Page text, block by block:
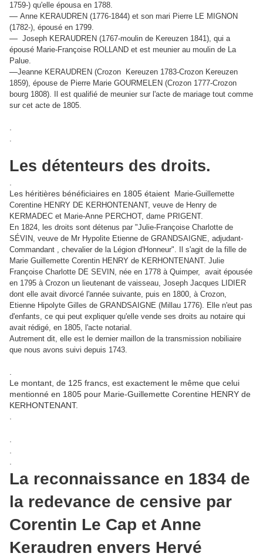
1759-) qu'elle épousa en 1788.
— Anne KERAUDREN (1776-1844) et son mari Pierre LE MIGNON
(1782-), épousé en 1799.
— Joseph KERAUDREN (1767-moulin de Kereuzen 1841), qui a
épousé Marie-Françoise ROLLAND et est meunier au moulin de La
Palue.
—Jeanne KERAUDREN (Crozon Kereuzen 1783-Crozon Kereuzen
1859), épouse de Pierre Marie GOURMELEN (Crozon 1777-Crozon
bourg 1808). Il est qualifié de meunier sur l'acte de mariage tout comme
sur cet acte de 1805.
.
Les détenteurs des droits.
Les héritières bénéficiaires en 1805 étaient
Marie-Guillemette
Corentine HENRY DE KERHONTENANT, veuve de Henry de
KERMADEC et Marie-Anne PERCHOT, dame PRIGENT.
En 1824, les droits sont détenus par "Julie-Françoise Charlotte de
SÉVIN, veuve de Mr Hypolite Etienne de GRANDSAIGNE, adjudant-
Commandant , chevalier de la Légion d'Honneur". Il s'agit de la fille de
Marie Guillemette Corentin HENRY de KERHONTENANT. Julie
Françoise Charlotte DE SEVIN, née en 1778 à Quimper, avait épousée
en 1795 à Crozon un lieutenant de vaisseau, Joseph Jacques LIDIER
dont elle avait divorcé l'année suivante, puis en 1800, à Crozon,
Etienne Hipolyte Gilles de GRANDSAIGNE (Millau 1776). Elle n'eut pas
d'enfants, ce qui peut expliquer qu'elle vende ses droits au notaire qui
avait rédigé, en 1805, l'acte notarial.
Autrement dit, elle est le dernier maillon de la transmission nobiliaire
que nous avons suivi depuis 1743.
Le montant, de 125 francs, est exactement le même que celui
mentionné en 1805 pour Marie-Guillemette Corentine HENRY de
KERHONTENANT.
La reconnaissance en 1834 de
la redevance de censive par
Corentin Le Cap et Anne
Keraudren envers Hervé